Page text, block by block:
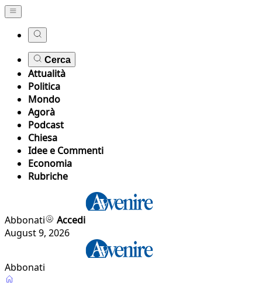
Cerca
Attualità
Politica
Mondo
Agorà
Podcast
Chiesa
Idee e Commenti
Economia
Rubriche
Abbonati
Accedi
August 9, 2026
Abbonati